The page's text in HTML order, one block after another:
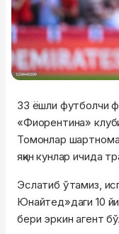
33 ёшли футболчи
«Фиорентина»
Томонлар
яқин кунлар ичида
Эслатиб ўтамиз,
Юнайтед»даги 10
бери эркин агент